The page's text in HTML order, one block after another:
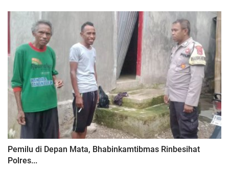
Pemilu di Depan Mata, Bhabinkamtibmas Rinbesihat
Polres...